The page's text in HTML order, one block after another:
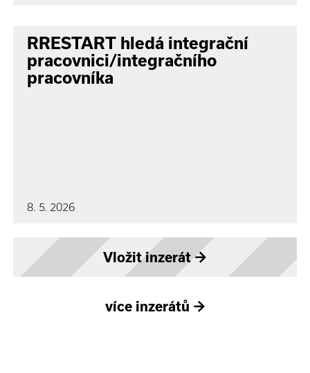
RRESTART hledá integrační
pracovnici/integračního
pracovníka
8. 5. 2026
Vložit inzerát→
více inzerátů →